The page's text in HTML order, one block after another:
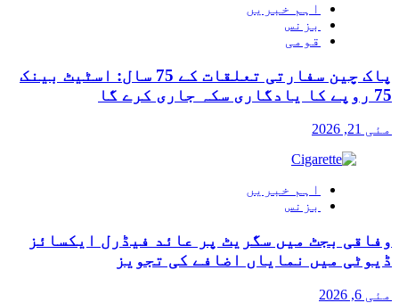
اہم خبریں
بزنس
قومی
پاک چین سفارتی تعلقات کے 75 سال: اسٹیٹ بینک
75 روپے کا یادگاری سکہ جاری کرے گا
مئی 21, 2026
اہم خبریں
بزنس
وفاقی بجٹ میں سگریٹ پر عائد فیڈرل ایکسائز
ڈیوٹی میں نمایاں اضافے کی تجویز
مئی 6, 2026